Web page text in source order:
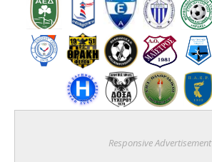
Responsive Advertisement